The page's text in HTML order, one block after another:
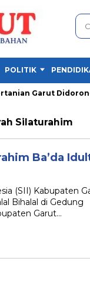
POLITIK
Garut Didorong
Silaturahim
Ba’da
(SII) Kabupaten
Bihalal di Gedung
Garut…